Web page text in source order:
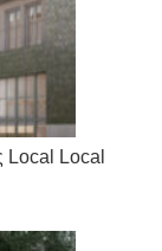
Local Local